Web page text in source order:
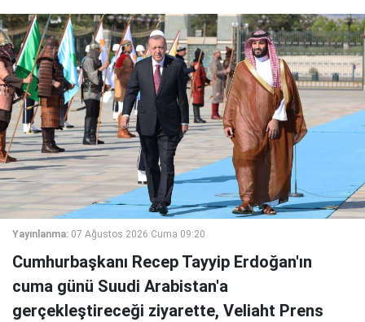
Yayınlanma: 07 Ağustos 2026 Cuma 09:20
Cumhurbaşkanı Recep Tayyip Erdoğan'ın
cuma günü Suudi Arabistan'a
gerçekleştireceği ziyarette, Veliaht Prens